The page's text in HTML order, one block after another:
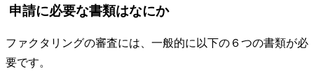
申請に必要な書類はなにか
ファクタリングの審査には、一般的に以下の６つの書類が必
要です。